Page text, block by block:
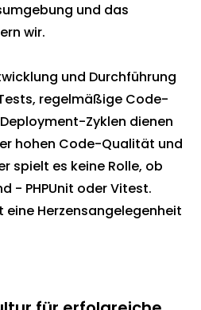
und das
wir.
und Durchführung
regelmäßige Code-
Zyklen dienen
hohen Code-Qualität und
spielt es keine Rolle, ob
- PHPUnit oder Vitest.
Herzensangelegenheit